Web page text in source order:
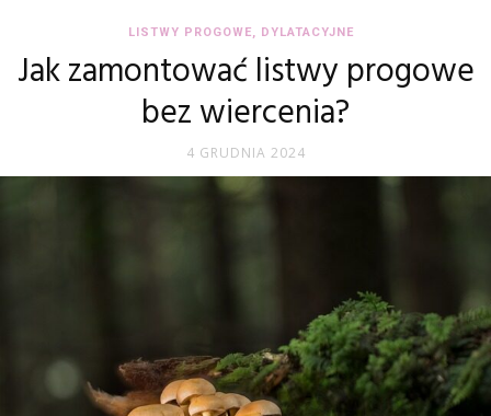
LISTWY PROGOWE, DYLATACYJNE
Jak zamontować listwy progowe
bez wiercenia?
4 GRUDNIA 2024